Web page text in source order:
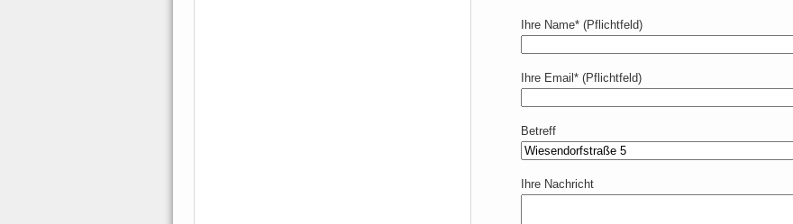
Ihre Name* (Pflichtfeld)
Ihre Email* (Pflichtfeld)
Betreff
Ihre Nachricht